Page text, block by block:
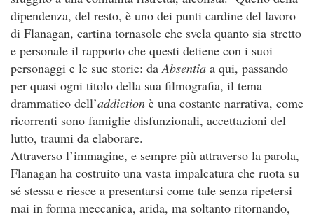
dipendenza, del resto, è uno dei punti cardine del lavoro
di Flanagan, cartina tornasole che svela quanto sia stretto
e personale il rapporto che questi detiene con i suoi
personaggi e le sue storie: daAbsentia a qui, passando
per quasi ogni titolo della sua filmografia, il tema
drammatico dell’addiction è una costante narrativa, come
ricorrenti sono famiglie disfunzionali, accettazioni del
lutto, traumi da elaborare.
Attraverso l’immagine, e sempre più attraverso la parola,
Flanagan ha costruito una vasta impalcatura che ruota su
sé stessa e riesce a presentarsi come tale senza ripetersi
mai in forma meccanica, arida, ma soltanto ritornando,